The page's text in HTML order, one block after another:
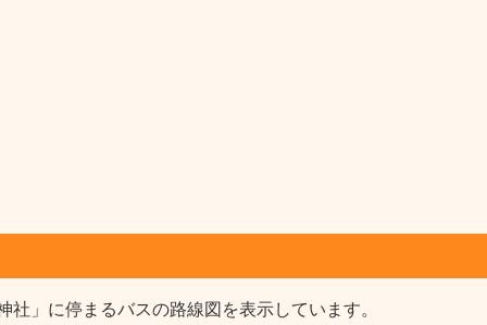
」に停まるバスの路線図を表示しています。